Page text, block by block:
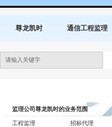
尊龙凯时 通信工程监理
监理公司尊龙凯时的业务范围
工程监理 招标代理